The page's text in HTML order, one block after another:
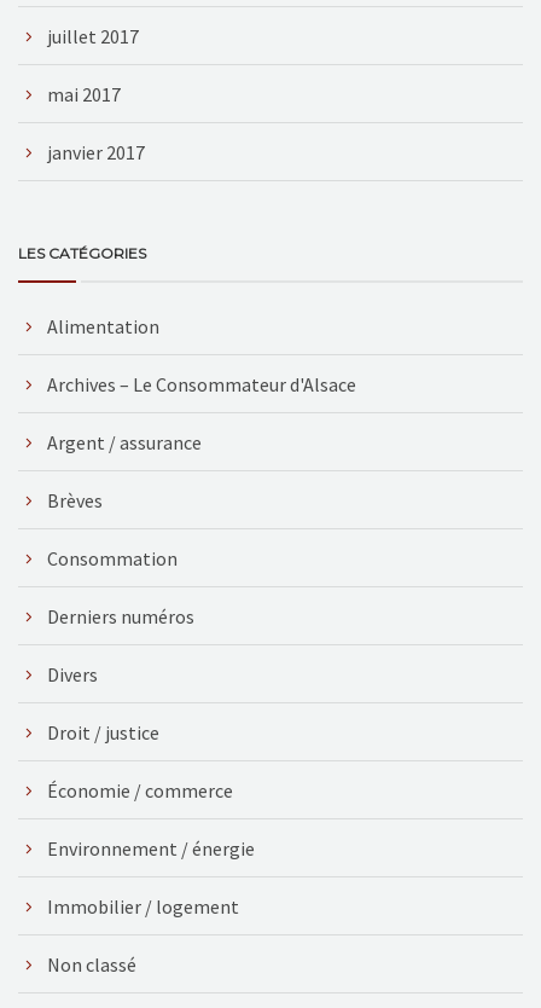
juillet 2017
mai 2017
janvier 2017
LES CATÉGORIES
Alimentation
Archives – Le Consommateur d'Alsace
Argent / assurance
Brèves
Consommation
Derniers numéros
Divers
Droit / justice
Économie / commerce
Environnement / énergie
Immobilier / logement
Non classé